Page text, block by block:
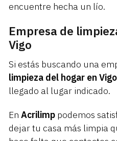
encuentre hecha un lío.
Empresa de
Vigo
Si estás buscando una
limpieza del hogar en Vigo
llegado al lugar indicado.
En Acrilimp podemos
dejar tu casa más limpia